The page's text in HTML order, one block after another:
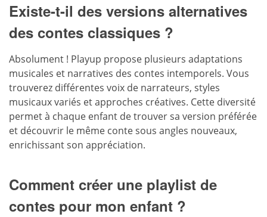
Existe-t-il des versions alternatives
des contes classiques ?
Absolument ! Playup propose plusieurs adaptations
musicales et narratives des contes intemporels. Vous
trouverez différentes voix de narrateurs, styles
musicaux variés et approches créatives. Cette diversité
permet à chaque enfant de trouver sa version préférée
et découvrir le même conte sous angles nouveaux,
enrichissant son appréciation.
Comment créer une playlist de
contes pour mon enfant ?